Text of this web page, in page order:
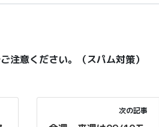
注意ください。（スパム対策）
次の記事